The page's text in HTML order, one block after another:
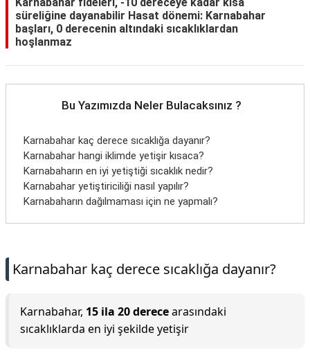
süreliğine dayanabilir Hasat dönemi: Karnabahar
başları, 0 derecenin altındaki sıcaklıklardan
hoşlanmaz
Bu Yazımızda Neler Bulacaksınız ?
Karnabahar kaç derece sıcaklığa dayanır?
Karnabahar hangi iklimde yetişir kısaca?
Karnabaharın en iyi yetiştiği sıcaklık nedir?
Karnabahar yetiştiriciliği nasıl yapılır?
Karnabaharın dağılmaması için ne yapmalı?
Karnabahar kaç derece sıcaklığa dayanır?
Karnabahar, 15 ila 20 derecearasındaki
sıcaklıklarda en iyi şekilde yetişir